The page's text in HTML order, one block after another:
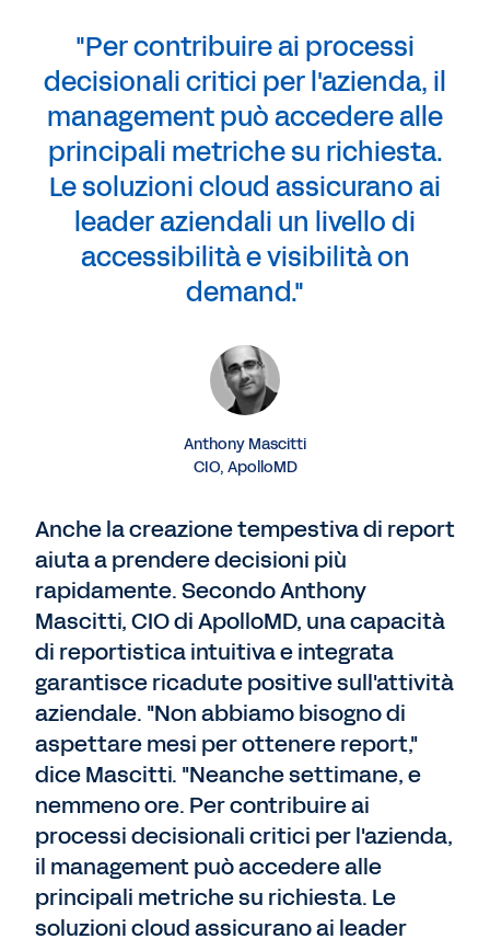
"Per contribuire ai processi
decisionali critici per l'azienda, il
management può accedere alle
principali metriche su richiesta.
Le soluzioni cloud assicurano ai
leader aziendali un livello di
accessibilità e visibilità on
demand."
Anthony Mascitti
CIO, ApolloMD
Anche la creazione tempestiva di report
aiuta a prendere decisioni più
rapidamente. Secondo Anthony
Mascitti, CIO di ApolloMD, una capacità
di reportistica intuitiva e integrata
garantisce ricadute positive sull'attività
aziendale. "Non abbiamo bisogno di
aspettare mesi per ottenere report,"
dice Mascitti. "Neanche settimane, e
nemmeno ore. Per contribuire ai
processi decisionali critici per l'azienda,
il management può accedere alle
principali metriche su richiesta. Le
soluzioni cloud assicurano ai leader